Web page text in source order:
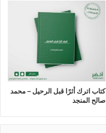
كتاب اترك أثرًا قبل الرحيل – محمد
صالح المنجد